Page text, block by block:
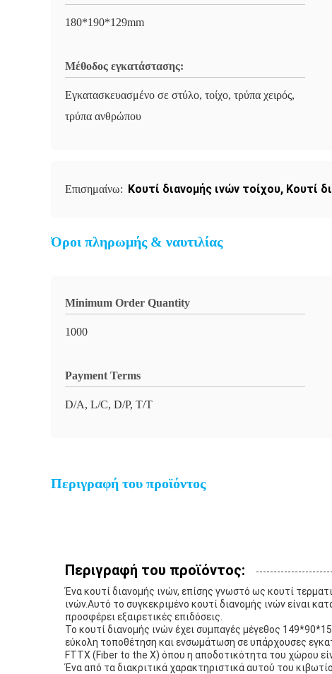
180*190*129mm
Μέθοδος εγκατάστασης:
Εγκατασκευασμένο σε στύλο, τοίχο, τρύπα χειρός,
τρύπα ανθρώπου
Επισημαίνω: Κουτί διανομής ινών τοίχου, Κουτί
Όροι πληρωμής & ναυτιλίας
Minimum Order Quantity
1000
Payment Terms
D/A, L/C, D/P, T/T
Περιγραφή του προϊόντος
Περιγραφή του προϊόντος:
Ένα κουτί διανομής ινών, επίσης γνωστό ως κουτί
ινών.Αυτό το συγκεκριμένο κουτί διανομής ινών είναι
προσφέρει εξαιρετικές επιδόσεις.
Το κουτί διανομής ινών έχει συμπαγές μέγεθος
εύκολη τοποθέτηση και ενσωμάτωση σε υπάρχουσες
FTTX (Fiber to the X) όπου η αποδοτικότητα του χώρου
Ένα από τα διακριτικά χαρακτηριστικά αυτού του